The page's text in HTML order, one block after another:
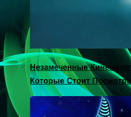
Незамеченные
Которые Стоит